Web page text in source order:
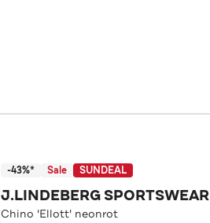
-43%* Sale SUNDEAL
J.LINDEBERG SPORTSWEAR
Chino 'Ellott' neonrot